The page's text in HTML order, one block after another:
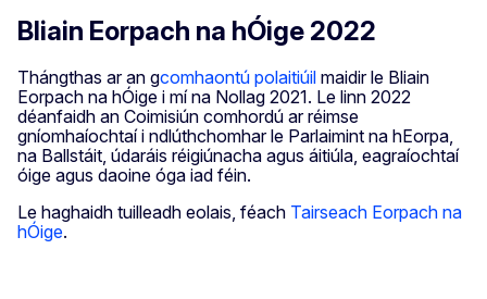
Bliain Eorpach na hÓige 2022
Thángthas ar an gcomhaontú polaitiúil maidir le Bliain
Eorpach na hÓige i mí na Nollag 2021. Le linn 2022
déanfaidh an Coimisiún comhordú ar réimse
gníomhaíochtaí i ndlúthchomhar le Parlaimint na hEorpa,
na Ballstáit, údaráis réigiúnacha agus áitiúla, eagraíochtaí
óige agus daoine óga iad féin.
Le haghaidh tuilleadh eolais, féach Tairseach Eorpach na
hÓige.